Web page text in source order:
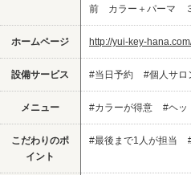
前 カラー＋パーマ
ホームページ http://yui-key-
設備サービス #当日予約 #個人サロ
メニュー #カラーが得意 #ヘッ
こだわりのポ
イント
#最後まで1人が担当